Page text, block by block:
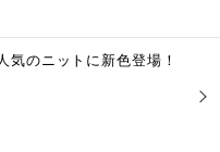
RELEASE | 大人気のニットに新色登場！